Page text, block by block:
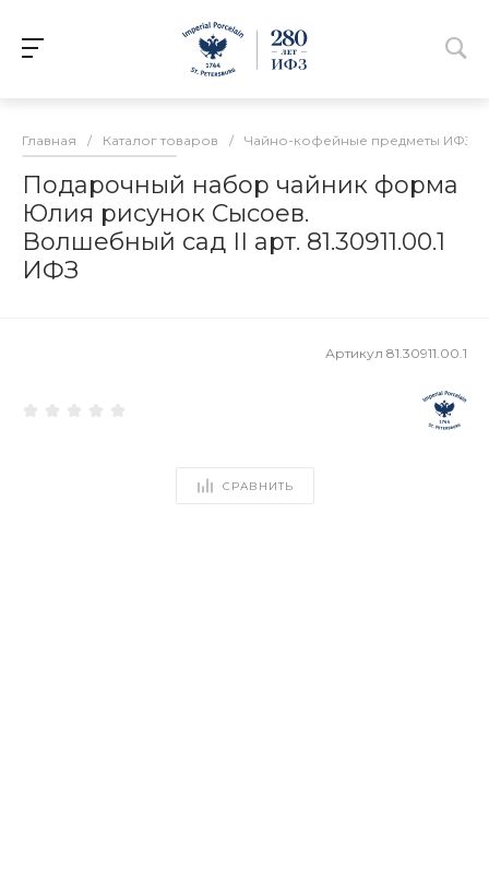
Главная / Каталог товаров / Чайно-кофейные предметы ИФЗ
Подарочный набор чайник форма
Юлия рисунок Сысоев.
Волшебный сад II арт. 81.30911.00.1
ИФЗ
Артикул 81.30911.00.1
СРАВНИТЬ